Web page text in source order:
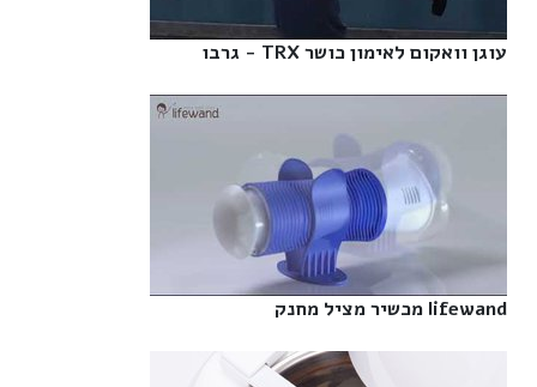
עוגן וואקום לאימון כושר TRX - גרבו‎
lifewand מכשיר מציל מחנק‎